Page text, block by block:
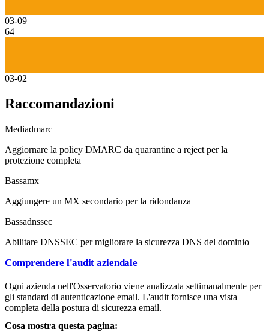
03-09
64
03-02
Raccomandazioni
Mediadmarc
Aggiornare la policy DMARC da quarantine a reject per la
protezione completa
Bassamx
Aggiungere un MX secondario per la ridondanza
Bassadnssec
Abilitare DNSSEC per migliorare la sicurezza DNS del dominio
Comprendere l'audit aziendale
Ogni azienda nell'Osservatorio viene analizzata settimanalmente per
gli standard di autenticazione email. L'audit fornisce una vista
completa della postura di sicurezza email.
Cosa mostra questa pagina: